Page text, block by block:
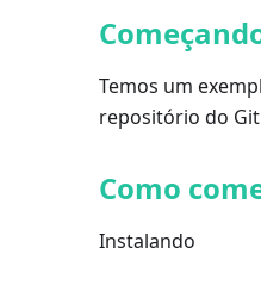
Temos um
repositório do
Como
Instalando